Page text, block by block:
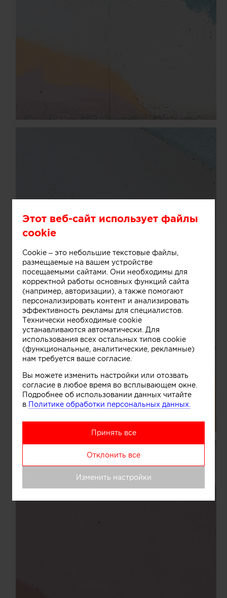
Этот веб-сайт использует файлы
cookie
Cookie – это небольшие текстовые файлы,
размещаемые на вашем устройстве
посещаемыми сайтами. Они необходимы для
корректной работы основных функций сайта
(например, авторизации), а также помогают
персонализировать контент и анализировать
эффективность рекламы для специалистов.
Технически необходимые cookie
устанавливаются автоматически. Для
использования всех остальных типов cookie
(функциональные, аналитические, рекламные)
нам требуется ваше согласие.
Вы можете изменить настройки или отозвать
согласие в любое время во всплывающем окне.
Подробнее об использовании данных читайте
в Политике обработки персональных данных.
Принять все
Отклонить все
Изменить настройки